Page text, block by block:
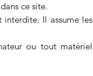
ce site.
interdite. Il assume les
ou tout matériel